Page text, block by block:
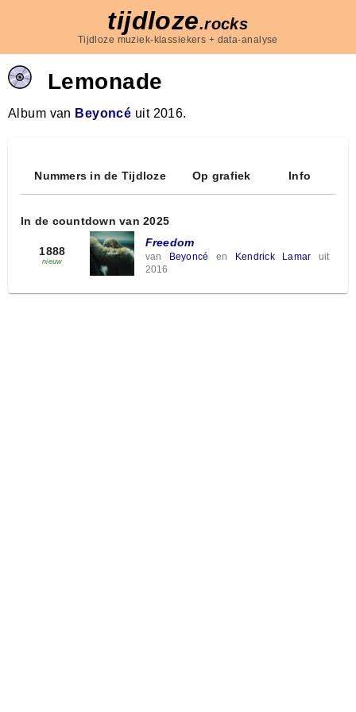
tijdloze.rocks
Tijdloze muziek-klassiekers + data-analyse
Lemonade
Album van Beyoncé uit 2016.
Nummers in de Tijdloze Op grafiek Info
In de countdown van 2025
1888
nieuw
Freedom
van Beyoncé en Kendrick Lamar uit
2016